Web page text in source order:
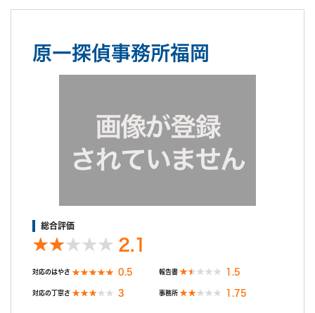
るところです。
ールで連絡したところ、すぐに折り返し電話があり、私の希望日
に合わせるのが難しいと言われ、報告が2週間以上先でないと難
しいと言われました。(探偵期間終了から1ヶ月以上先になると。)
私がムッとしたところ、数日後に再度連絡すると。
融通がきくなら初めからそうして欲しいです。こっちは何百万も
支払ってるのに、無駄に1ヶ月も待たされるところでした。最後
の最後に信用がガタ落ちでした。
原一探偵事務所福岡
総合評価
2.1
対応のはやさ 0.5 報告書 1.5
対応の丁寧さ 3 事務所 1.75